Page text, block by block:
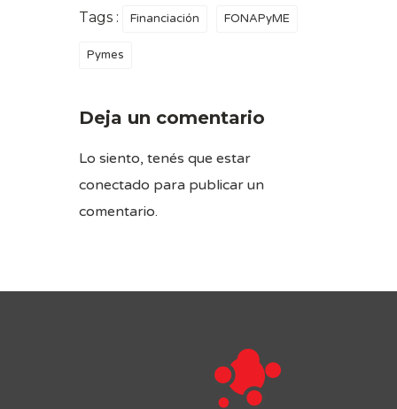
Tags : Financiación FONAPyME
Pymes
Deja un comentario
Lo siento, tenés que estar
conectado para publicar un
comentario.